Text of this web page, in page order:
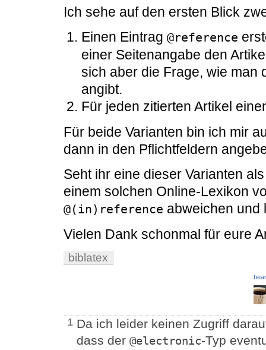
Ich sehe auf den ersten Blick
Einen Eintrag @reference
einer Seitenangabe den
sich aber die Frage, wie man
angibt.
Für jeden zitierten Artikel
Für beide Varianten bin ich mir
dann in den Pflichtfeldern
Seht ihr eine dieser Varianten
einem solchen Online-Lexikon
@(in)reference abweichen und
Vielen Dank schonmal für eure
biblatex
1 Da ich leider keinen Zugriff
dass der @electronic-Typ